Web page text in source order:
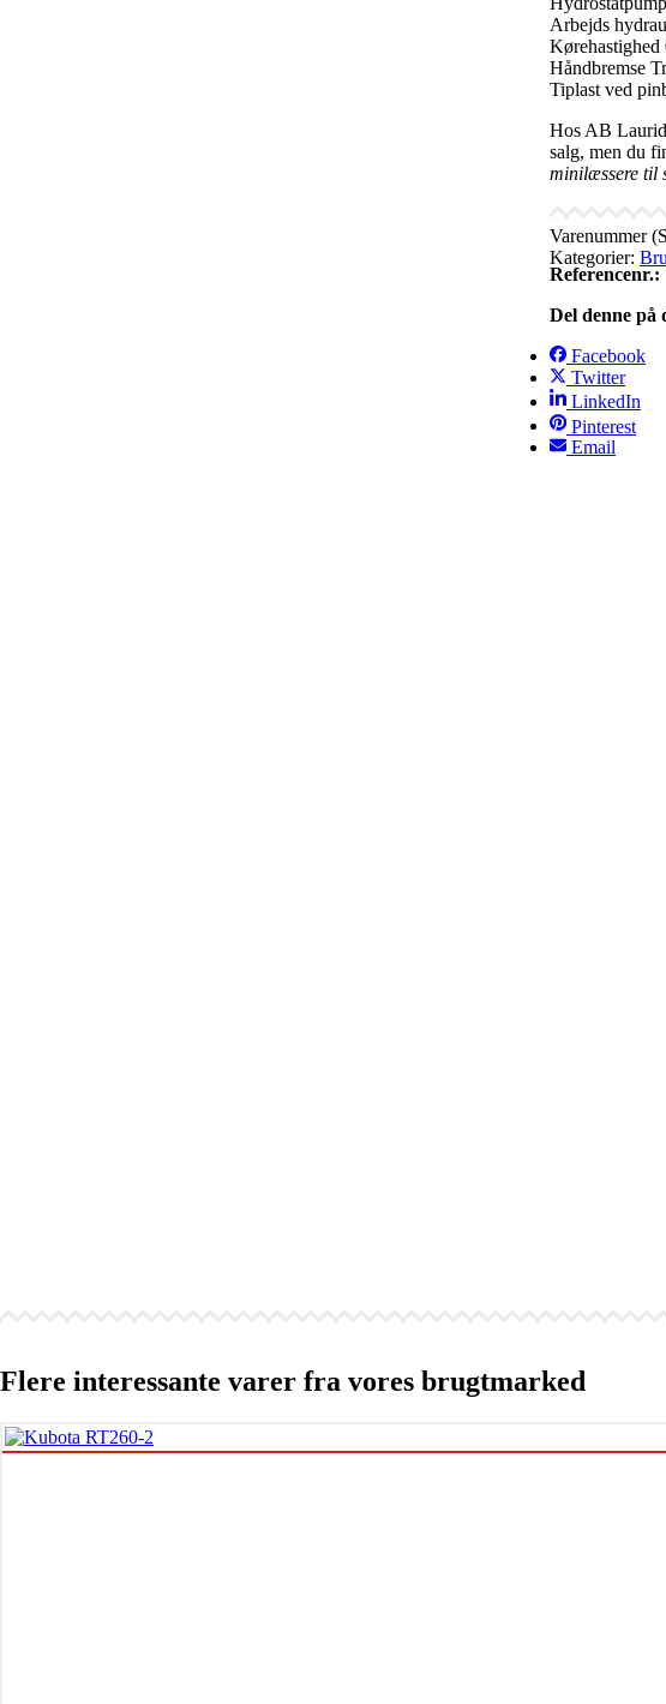
Arbejds
Håndbremse
Tiplast ved
Hos AB
salg, men du
minilæssere til
Varenummer
Kategorier:
Referencenr.:
Del denne på
Facebook
Twitter
LinkedIn
Pinterest
Email
Flere interessante varer fra vores brugtmarked